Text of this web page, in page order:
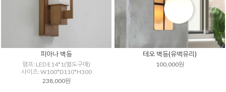
피아나 벽등
램프: LED E14*1(별도구매)
사이즈: W100*D110*H300
238,000원
테오 벽등(유백유리)
100,000원